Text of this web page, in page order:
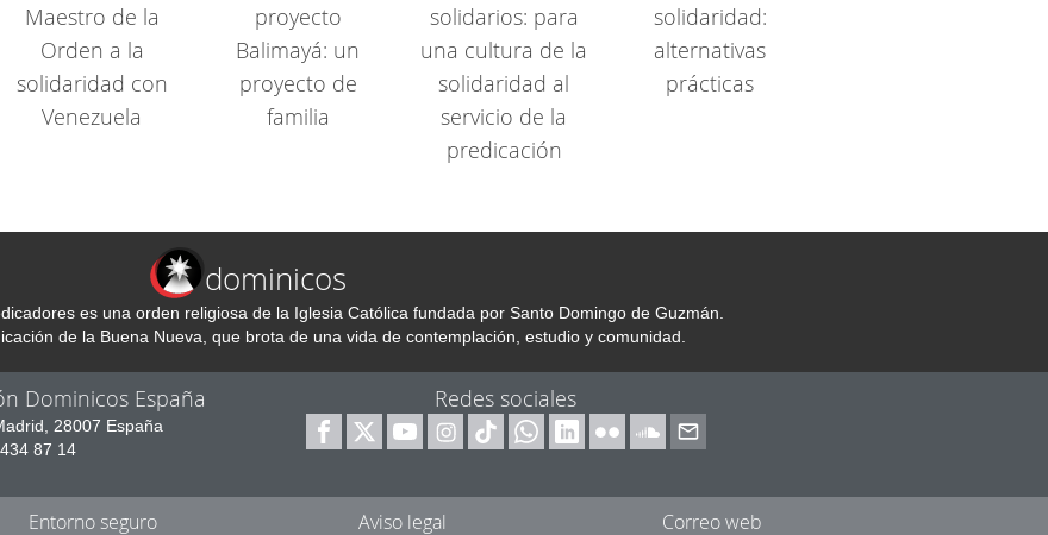
Maestro de la
Orden a la
solidaridad con
Venezuela
proyecto
Balimayá: un
proyecto de
familia
solidarios: para
una cultura de la
solidaridad al
servicio de la
predicación
solidaridad:
alternativas
prácticas
dominicos
es una orden religiosa de la Iglesia Católica fundada por Santo Domingo de Guzmán.
de la Buena Nueva, que brota de una vida de contemplación, estudio y comunidad.
Dominicos España
28007 España
87 14
Redes sociales
Entorno seguro Aviso legal Correo web